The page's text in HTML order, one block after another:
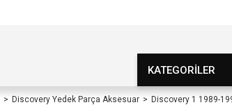
KATEGORİLER
Discovery Yedek Parça Aksesuar Discovery 1 1989-